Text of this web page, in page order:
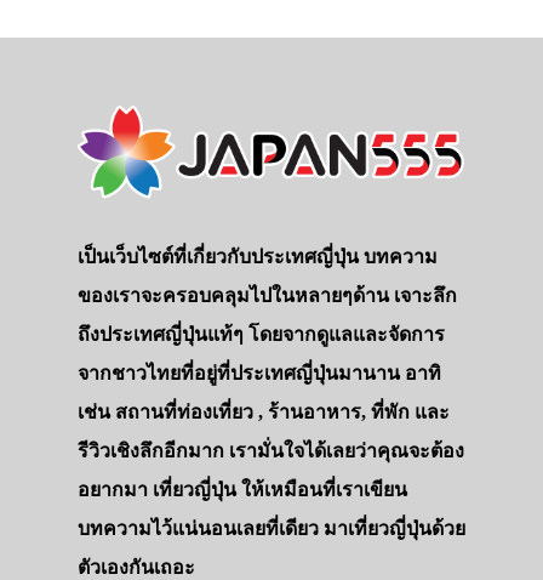
เป็นเว็บไซต์ที่เกี่ยวกับประเทศญี่ปุ่น บทความ
ของเราจะครอบคลุมไปในหลายๆด้าน เจาะลึก
ถึงประเทศญี่ปุ่นแท้ๆ โดยจากดูแลและจัดการ
จากชาวไทยที่อยู่ที่ประเทศญี่ปุ่นมานาน อาทิ
เช่น สถานที่ท่องเที่ยว , ร้านอาหาร, ที่พัก และ
รีวิวเชิงลึกอีกมาก เรามั่นใจได้เลยว่าคุณจะต้อง
อยากมา เที่ยวญี่ปุ่น ให้เหมือนที่เราเขียน
บทความไว้แน่นอนเลยที่เดียว มาเที่ยวญี่ปุ่นด้วย
ตัวเองกันเถอะ